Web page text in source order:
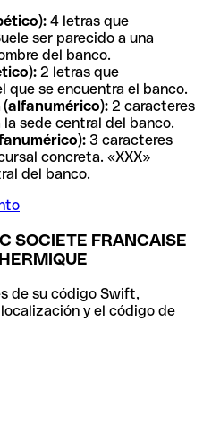
4 letras que
ser parecido a una
del banco.
2 letras que
que se encuentra el banco.
2 caracteres
sede central del banco.
3 caracteres
concreta. «XXX»
del banco.
SOCIETE FRANCAISE
de su código Swift,
y el código de